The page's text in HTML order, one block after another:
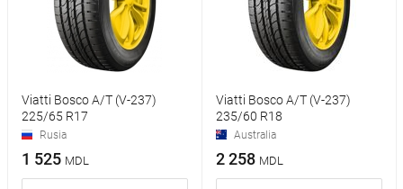
Viatti Bosco A/T (V-237)
225/65 R17
Rusia
1 525 MDL
Viatti Bosco A/T (V-237)
235/60 R18
Australia
2 258 MDL